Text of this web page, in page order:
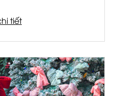
Sinh và ngắm phố
giác tự do rất nhỏ
chịu.
tiết